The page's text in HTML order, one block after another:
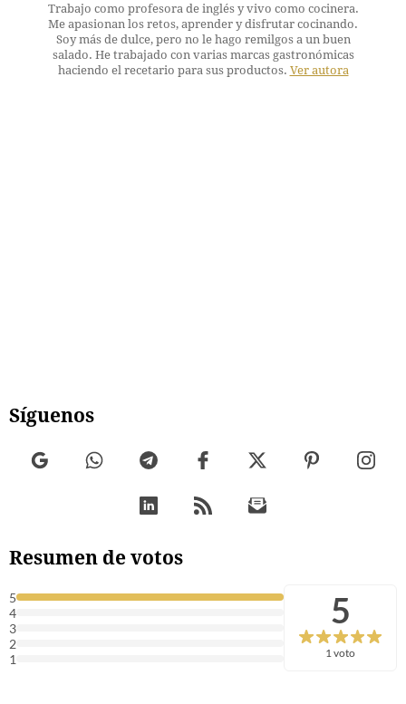
Trabajo como profesora de inglés y vivo como cocinera.
Me apasionan los retos, aprender y disfrutar cocinando.
Soy más de dulce, pero no le hago remilgos a un buen
salado. He trabajado con varias marcas gastronómicas
haciendo el recetario para sus productos. Ver autora
Síguenos
Resumen de votos
5
4
3
2
1
5
1 voto